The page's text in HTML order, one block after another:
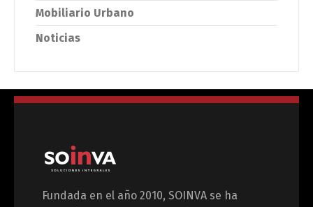
Mobiliario Urbano
Noticias
Fundada en el año 2010, SOINVA se ha